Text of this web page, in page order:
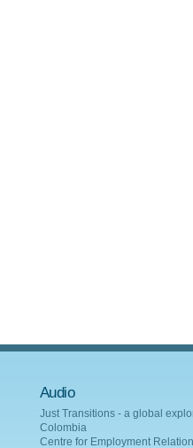
Audio
Just Transitions - a global
Colombia
Centre for Employment